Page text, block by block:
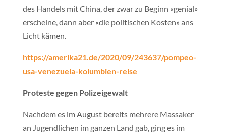
des Handels mit China, der zwar zu Beginn «genial»
erscheine, dann aber «die politischen Kosten» ans
Licht kämen.
https://amerika21.de/2020/09/243637/pompeo-
usa-venezuela-kolumbien-reise
Proteste gegen Polizeigewalt
Nachdem es im August bereits mehrere Massaker
an Jugendlichen im ganzen Land gab, ging es im